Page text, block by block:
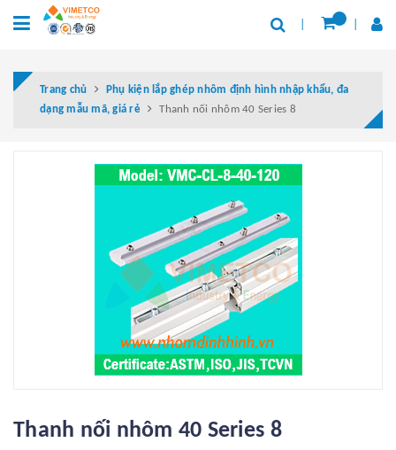
Trang chủ
Phụ kiện lắp ghép nhôm định hình nhập khẩu, đa
dạng mẫu mã, giá rẻ
Thanh nối nhôm 40 Series 8
Thanh nối nhôm 40 Series 8